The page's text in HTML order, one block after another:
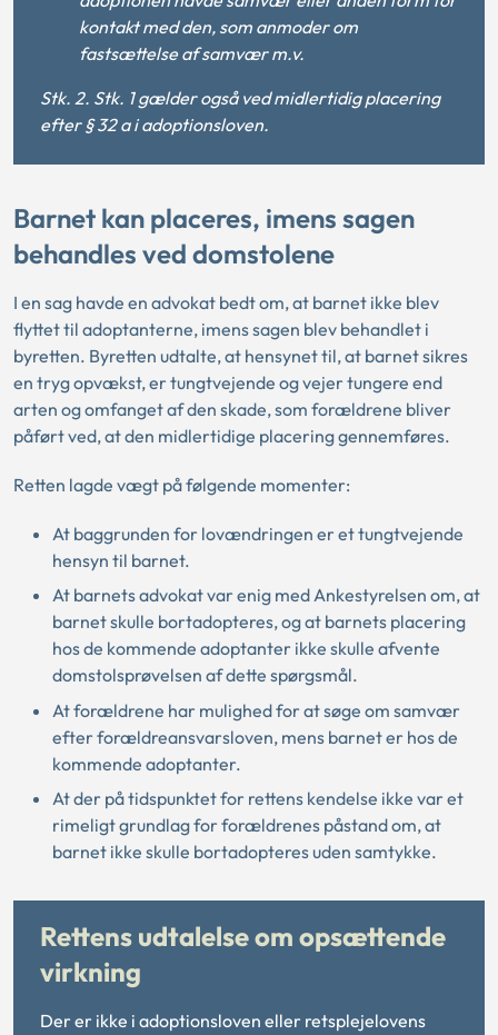
kontakt med den, som anmoder om
fastsættelse af samvær m.v.
Stk. 2. Stk. 1 gælder også ved midlertidig placering
efter § 32 a i adoptionsloven.
Barnet kan placeres, imens sagen
behandles ved domstolene
I en sag havde en advokat bedt om, at barnet ikke blev
flyttet til adoptanterne, imens sagen blev behandlet i
byretten. Byretten udtalte, at hensynet til, at barnet sikres
en tryg opvækst, er tungtvejende og vejer tungere end
arten og omfanget af den skade, som forældrene bliver
påført ved, at den midlertidige placering gennemføres.
Retten lagde vægt på følgende momenter:
At baggrunden for lovændringen er et tungtvejende
hensyn til barnet.
At barnets advokat var enig med Ankestyrelsen om, at
barnet skulle bortadopteres, og at barnets placering
hos de kommende adoptanter ikke skulle afvente
domstolsprøvelsen af dette spørgsmål.
At forældrene har mulighed for at søge om samvær
efter forældreansvarsloven, mens barnet er hos de
kommende adoptanter.
At der på tidspunktet for rettens kendelse ikke var et
rimeligt grundlag for forældrenes påstand om, at
barnet ikke skulle bortadopteres uden samtykke.
Rettens udtalelse om opsættende
virkning
Der er ikke i adoptionsloven eller retsplejelovens